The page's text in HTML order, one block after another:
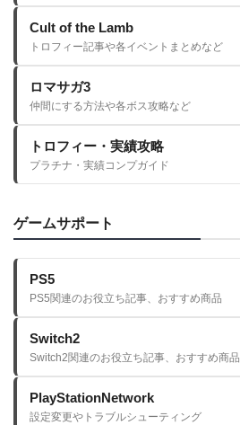
Cult of the Lamb
トロフィー記事や各イベントまとめなど
ロマサガ3
仲間にする方法や各ボス攻略など
トロフィー・実績攻略
プラチナ・実績コンプガイド
ゲームサポート
PS5
PS5関連のお役立ち記事、おすすめ商品
Switch2
Switch2関連のお役立ち記事、おすすめ商品
PlayStationNetwork
設定変更やトラブルシューティング